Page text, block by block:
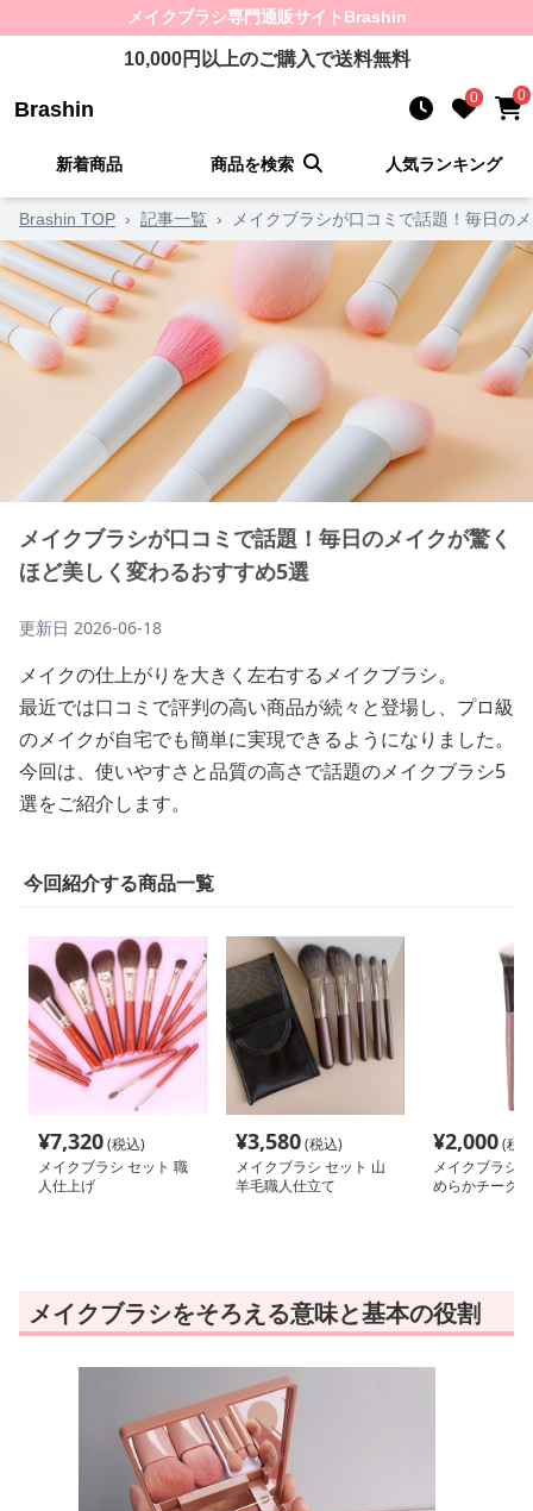
メイクブラシ専門通販サイト Brashin
10,000円以上のご購入で送料無料
Brashin 0 0
新着商品 商品を検索 人気ランキング
Brashin TOP › 記事一覧 › メイクブラシが口コミで話題！毎日の
メイクブラシが口コミで話題！毎日のメイクが驚く
ほど美しく変わるおすすめ5選
更新日 2026-06-18
メイクの仕上がりを大きく左右するメイクブラシ。
最近では口コミで評判の高い商品が続々と登場し、プロ級
のメイクが自宅でも簡単に実現できるようになりました。
今回は、使いやすさと品質の高さで話題のメイクブラシ5
選をご紹介します。
今回紹介する商品一覧
¥7,320(税込)
メイクブラシ セット 職
人仕上げ
¥3,580(税込)
メイクブラシ セット 山
羊毛職人仕立て
¥2,000(税
メイクブラシ
めらかチーク
メイクブラシをそろえる意味と基本の役割